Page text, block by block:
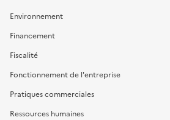
Environnement
Financement
Fiscalité
Fonctionnement de l'entreprise
Pratiques commerciales
Ressources humaines